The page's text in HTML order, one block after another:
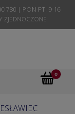
780 | PON-PT. 9-16